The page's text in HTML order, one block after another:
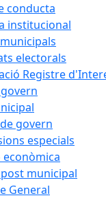
conducta
institucional
electorals
Registre
govern
especials
municipal
General